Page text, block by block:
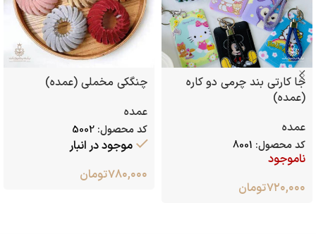
جا کارتی بند چرمی دو کاره
(عمده)
عمده
کد محصول: 8001
ناموجود
۷۲۰,۰۰۰تومان
چنگکی مخملی (عمده)
عمده
کد محصول: 5002
موجود در انبار
۷۸۰,۰۰۰تومان